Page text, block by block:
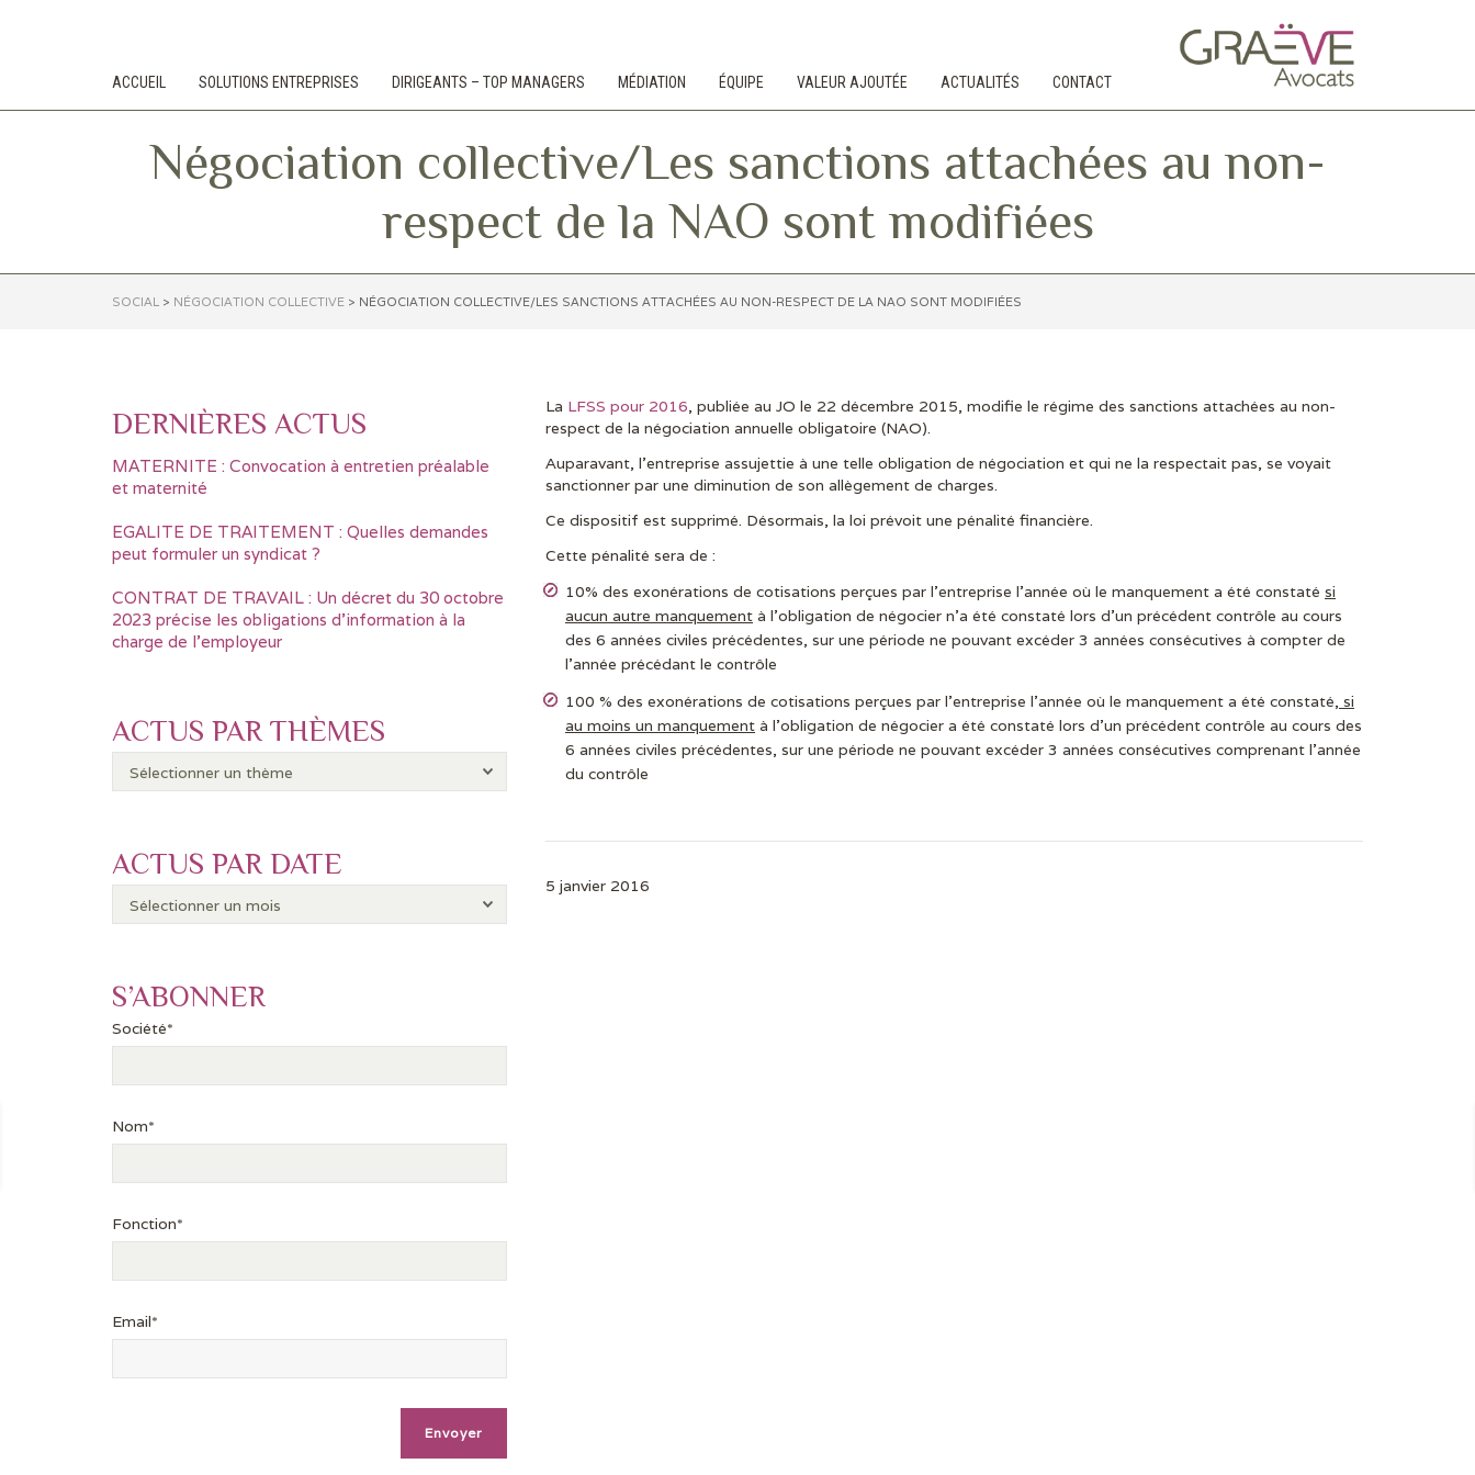
ACCUEIL SOLUTIONS ENTREPRISES DIRIGEANTS – TOP MANAGERS MÉDIATION ÉQUIPE VALEUR AJOUTÉE ACTUALITÉS CONTACT
Négociation collective/Les sanctions attachées au non-
respect de la NAO sont modifiées
SOCIAL > NÉGOCIATION COLLECTIVE > NÉGOCIATION COLLECTIVE/LES SANCTIONS ATTACHÉES AU NON-RESPECT DE LA NAO SONT MODIFIÉES
La LFSS pour 2016, publiée au JO le 22 décembre 2015, modifie le régime des sanctions attachées au non-
respect de la négociation annuelle obligatoire (NAO).
Auparavant, l’entreprise assujettie à une telle obligation de négociation et qui ne la respectait pas, se voyait
sanctionner par une diminution de son allègement de charges.
Ce dispositif est supprimé. Désormais, la loi prévoit une pénalité financière.
Cette pénalité sera de :
10% des exonérations de cotisations perçues par l’entreprise l’année où le manquement a été constaté si
aucun autre manquement à l’obligation de négocier n’a été constaté lors d’un précédent contrôle au cours
des 6 années civiles précédentes, sur une période ne pouvant excéder 3 années consécutives à compter de
l’année précédant le contrôle
100 % des exonérations de cotisations perçues par l’entreprise l’année où le manquement a été constaté, si
au moins un manquement à l’obligation de négocier a été constaté lors d’un précédent contrôle au cours des
6 années civiles précédentes, sur une période ne pouvant excéder 3 années consécutives comprenant l’année
du contrôle
5 janvier 2016
DERNIÈRES ACTUS
MATERNITE : Convocation à entretien préalable
et maternité
EGALITE DE TRAITEMENT : Quelles demandes
peut formuler un syndicat ?
CONTRAT DE TRAVAIL : Un décret du 30 octobre
2023 précise les obligations d’information à la
charge de l’employeur
ACTUS PAR THÈMES
ACTUS PAR DATE
S’ABONNER
Société*
Nom*
Fonction*
Email*